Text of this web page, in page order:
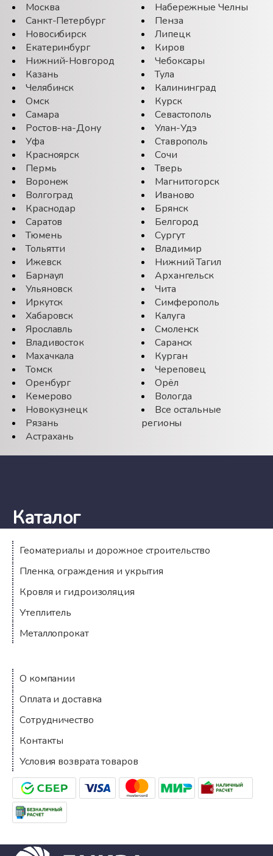
Москва
Санкт-Петербург
Новосибирск
Екатеринбург
Нижний-Новгород
Казань
Челябинск
Омск
Самара
Ростов-на-Дону
Уфа
Красноярск
Пермь
Воронеж
Волгоград
Краснодар
Саратов
Тюмень
Тольятти
Ижевск
Барнаул
Ульяновск
Иркутск
Хабаровск
Ярославль
Владивосток
Махачкала
Томск
Оренбург
Кемерово
Новокузнецк
Рязань
Астрахань
Набережные Челны
Пенза
Липецк
Киров
Чебоксары
Тула
Калининград
Курск
Севастополь
Улан-Удэ
Ставрополь
Сочи
Тверь
Магнитогорск
Иваново
Брянск
Белгород
Сургут
Владимир
Нижний Тагил
Архангельск
Чита
Симферополь
Калуга
Смоленск
Саранск
Курган
Череповец
Орёл
Вологда
Все остальные
регионы
Каталог
Геоматериалы и дорожное строительство
Пленка, ограждения и укрытия
Кровля и гидроизоляция
Утеплитель
Металлопрокат
Компания
О компании
Оплата и доставка
Сотрудничество
Контакты
Условия возврата товаров